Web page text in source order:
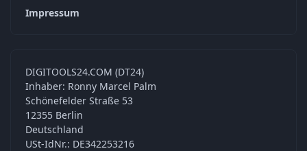
Impressum
DIGITOOLS24.COM (DT24)
Inhaber: Ronny Marcel Palm
Schönefelder Straße 53
12355 Berlin
Deutschland
USt-IdNr.: DE342253216